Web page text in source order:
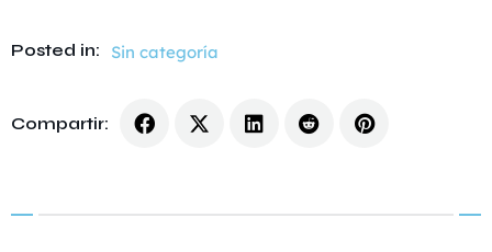
Posted in: Sin categoría
Compartir: